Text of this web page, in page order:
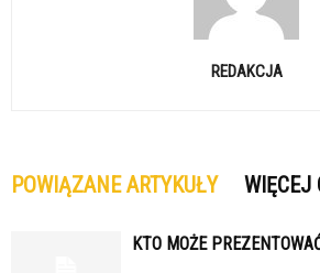
REDAKCJA
POWIĄZANE ARTYKUŁY WIĘCEJ
KTO MOŻE